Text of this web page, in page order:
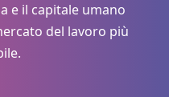
e il capitale umano
del lavoro più